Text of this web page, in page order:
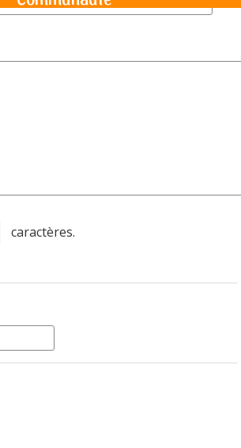
caractères.